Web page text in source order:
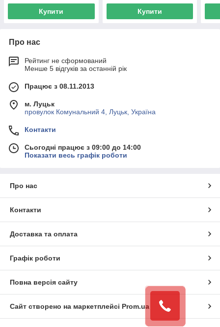
Купити Купити
Про нас
Рейтинг не сформований
Менше 5 відгуків за останній рік
Працює з 08.11.2013
м. Луцьк
провулок Комунальний 4, Луцьк, Україна
Контакти
Сьогодні працює з 09:00 до 14:00
Показати весь графік роботи
Про нас
Контакти
Доставка та оплата
Графік роботи
Повна версія сайту
Сайт створено на маркетплейсі Prom.ua